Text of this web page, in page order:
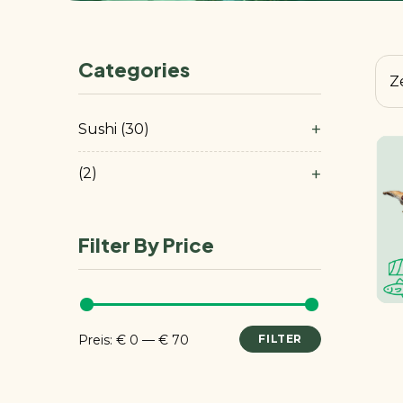
Categories
Sushi 30 +
2 +
Filter By Price
FILTER
Preis: € 0 — € 70